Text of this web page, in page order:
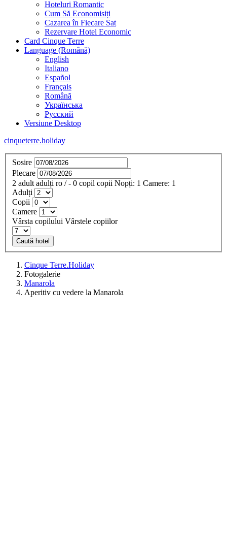
Hoteluri Romantic
Cum Să Economisiți
Cazarea în Fiecare Sat
Rezervare Hotel Economic
Card Cinque Terre
Language (Română)
English
Italiano
Español
Français
Română
Українська
Русский
Versiune Desktop
cinqueterre.holiday
Sosire
Plecare
2 adult adulți ro / - 0 copil copii Nopți: 1 Camere: 1
Adulți
Copii
Camere
Vârsta copilului Vârstele copiilor
Caută hotel
Cinque Terre.Holiday
Fotogalerie
Manarola
Aperitiv cu vedere la Manarola